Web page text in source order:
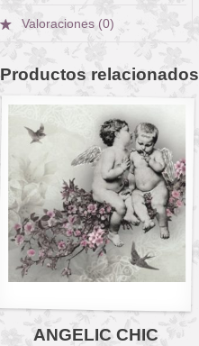
Valoraciones (0)
Productos relacionados
ANGELIC CHIC